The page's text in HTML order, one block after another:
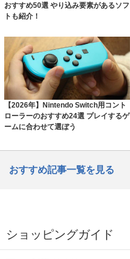
おすすめ50選 やり込み要素があるソフ
トも紹介！
【2026年】Nintendo Switch用コント
ローラーのおすすめ24選 プレイするゲ
ームに合わせて選ぼう
おすすめ記事一覧を見る
ショッピングガイド